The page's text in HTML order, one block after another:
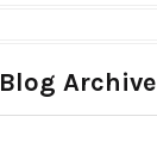
Blog Archive